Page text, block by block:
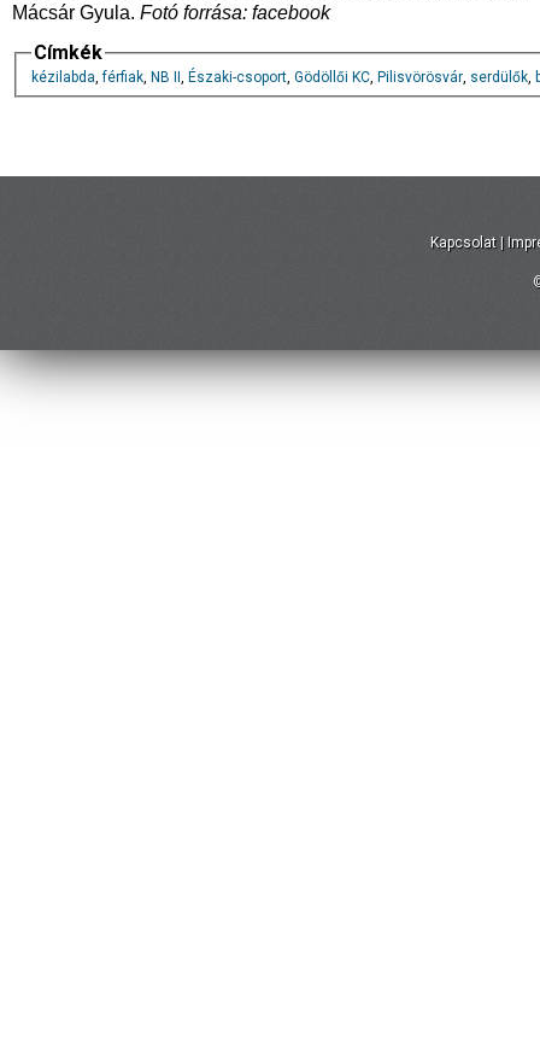
Mácsár Gyula. Fotó forrása: facebook
Címkék
kézilabda,férfiak, NB II , Északi-csoport, Gödöllői KC, Pilisvörösvár, serdülők,
Kapcsolat |